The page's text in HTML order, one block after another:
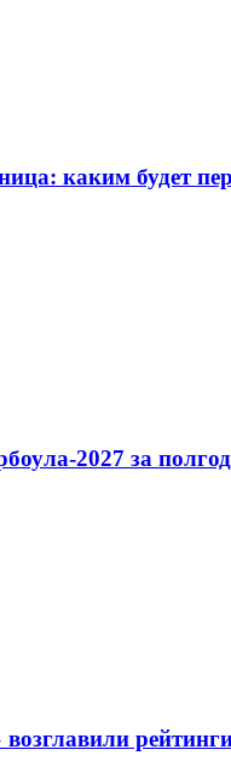
каким будет
2027 за